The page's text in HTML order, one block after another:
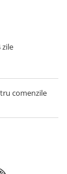
zile
comenzile